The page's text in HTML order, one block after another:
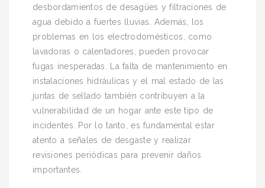
desbordamientos de desagües y filtraciones de
agua debido a fuertes lluvias. Además, los
problemas en los electrodomésticos, como
lavadoras o calentadores, pueden provocar
fugas inesperadas. La falta de mantenimiento en
instalaciones hidráulicas y el mal estado de las
juntas de sellado también contribuyen a la
vulnerabilidad de un hogar ante este tipo de
incidentes. Por lo tanto, es fundamental estar
atento a señales de desgaste y realizar
revisiones periódicas para prevenir daños
importantes.